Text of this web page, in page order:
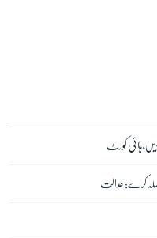
ہائی کورٹ
کرے: عدالت